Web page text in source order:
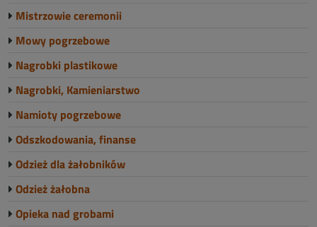
Mistrzowie ceremonii
Mowy pogrzebowe
Nagrobki plastikowe
Nagrobki, Kamieniarstwo
Namioty pogrzebowe
Odszkodowania, finanse
Odzież dla żałobników
Odzież żałobna
Opieka nad grobami